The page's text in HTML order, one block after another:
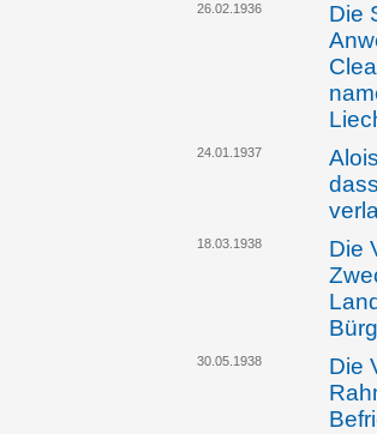
26.02.1936
Die
24.01.1937
18.03.1938
Die
30.05.1938
Die